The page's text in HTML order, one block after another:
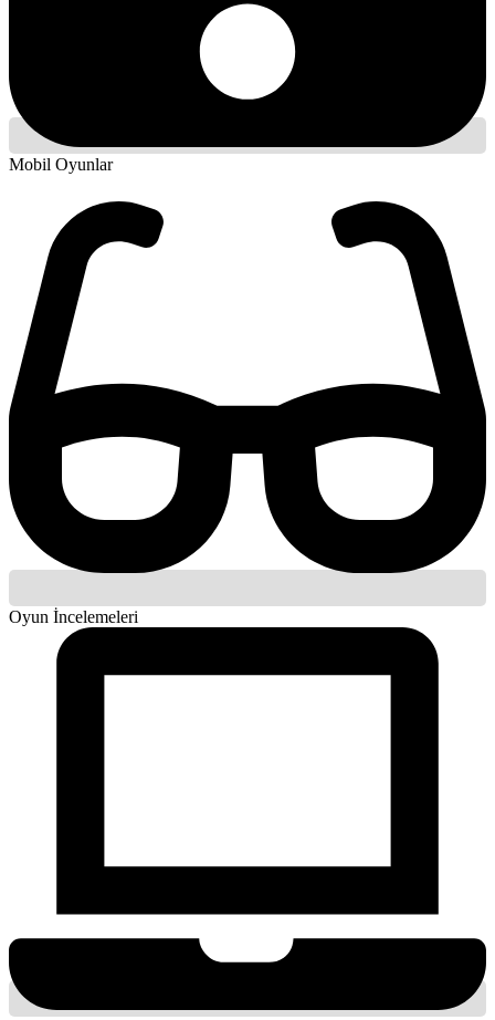
Mobil Oyunlar
Oyun İncelemeleri